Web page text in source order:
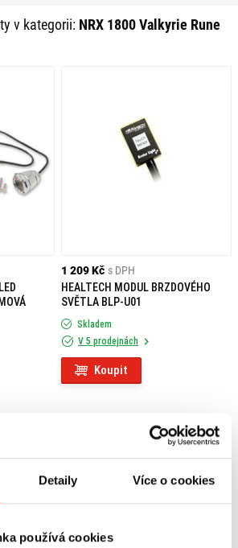
Detaily Více o cookies
používá cookies
v kategorii: NRX 1800 Valkyrie Rune
1 209 Kč s DPH
HEALTECH MODUL BRZDOVÉHO
SVĚTLA BLP-U01
Skladem
V 5 prodejnách
Koupit